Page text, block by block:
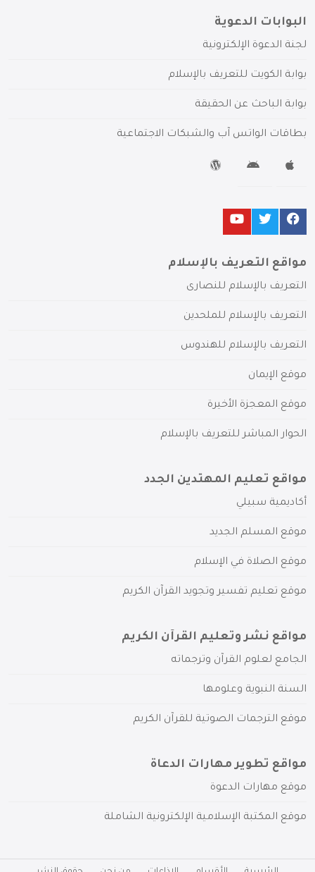
البوابات الدعوية
لجنة الدعوة الإلكترونية
بوابة الكويت للتعريف بالإسلام
بوابة الباحث عن الحقيقة
بطاقات الواتس آب والشبكات الاجتماعية
مواقع التعريف بالإسلام
التعريف بالإسلام للنصارى
التعريف بالإسلام للملحدين
التعريف بالإسلام للهندوس
موقع الإيمان
موقع المعجزة الأخيرة
الحوار المباشر للتعريف بالإسلام
مواقع تعليم المهتدين الجدد
أكاديمية سبيلي
موقع المسلم الجديد
موقع الصلاة في الإسلام
موقع تعليم تفسير وتجويد القرآن الكريم
مواقع نشر وتعليم القرآن الكريم
الجامع لعلوم القرآن وترجماته
السنة النبوية وعلومها
موقع الترجمات الصوتية للقرآن الكريم
مواقع تطوير مهارات الدعاة
موقع مهارات الدعوة
موقع المكتبة الإسلامية الإلكترونية الشاملة